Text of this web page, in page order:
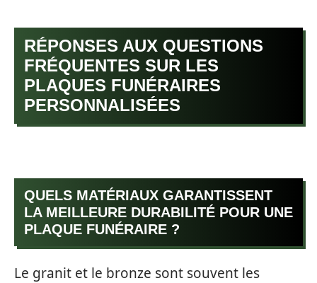
RÉPONSES AUX QUESTIONS
FRÉQUENTES SUR LES
PLAQUES FUNÉRAIRES
PERSONNALISÉES
QUELS MATÉRIAUX GARANTISSENT
LA MEILLEURE DURABILITÉ POUR UNE
PLAQUE FUNÉRAIRE ?
Le granit et le bronze sont souvent les